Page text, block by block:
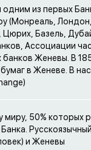
одним из первых
(Монреаль,
Базель,
Ассоциации
Женевы. В
в Женеве. В
50% которых
и Женевы